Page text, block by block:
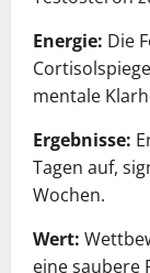
Energie: Die
mentale
Ergebnisse:
Tagen auf,
Wochen.
Wert:
eine saubere